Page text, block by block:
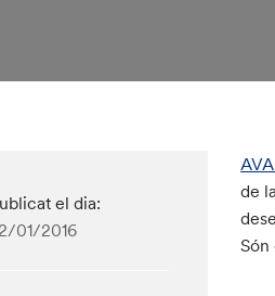
el dia:
01/2016
de
Són